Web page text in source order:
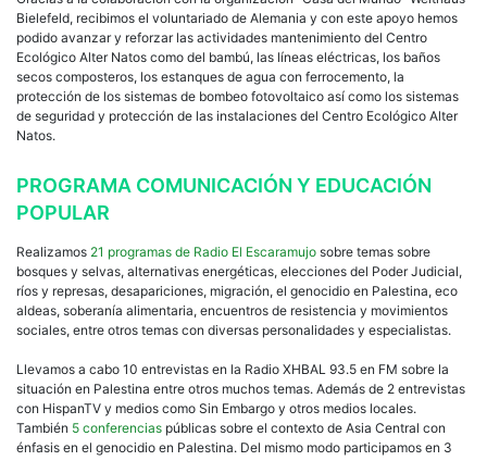
Bielefeld, recibimos el voluntariado de Alemania y con este apoyo hemos
podido avanzar y reforzar las actividades mantenimiento del Centro
Ecológico Alter Natos como del bambú, las líneas eléctricas, los baños
secos composteros, los estanques de agua con ferrocemento, la
protección de los sistemas de bombeo fotovoltaico así como los sistemas
de seguridad y protección de las instalaciones del Centro Ecológico Alter
Natos.
PROGRAMA COMUNICACIÓN Y EDUCACIÓN
POPULAR
Realizamos 21 programas de Radio El Escaramujo sobre temas sobre
bosques y selvas, alternativas energéticas, elecciones del Poder Judicial,
ríos y represas, desapariciones, migración, el genocidio en Palestina, eco
aldeas, soberanía alimentaria, encuentros de resistencia y movimientos
sociales, entre otros temas con diversas personalidades y especialistas.
Llevamos a cabo 10 entrevistas en la Radio XHBAL 93.5 en FM sobre la
situación en Palestina entre otros muchos temas. Además de 2 entrevistas
con HispanTV y medios como Sin Embargo y otros medios locales.
También 5 conferencias públicas sobre el contexto de Asia Central con
énfasis en el genocidio en Palestina. Del mismo modo participamos en 3